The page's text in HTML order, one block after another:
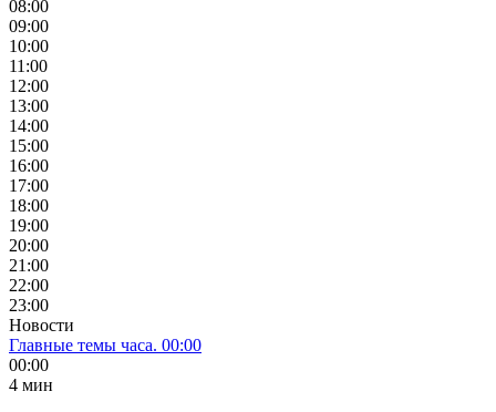
08:00
09:00
10:00
11:00
12:00
13:00
14:00
15:00
16:00
17:00
18:00
19:00
20:00
21:00
22:00
23:00
Новости
Главные темы часа. 00:00
00:00
4 мин